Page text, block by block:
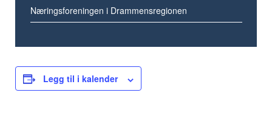
Næringsforeningen i Drammensregionen
Legg til i kalender